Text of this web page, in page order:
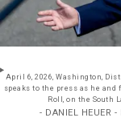
April 6, 2026, Washington,
speaks to the press as he
Roll, on the South
- DANIEL HEUER